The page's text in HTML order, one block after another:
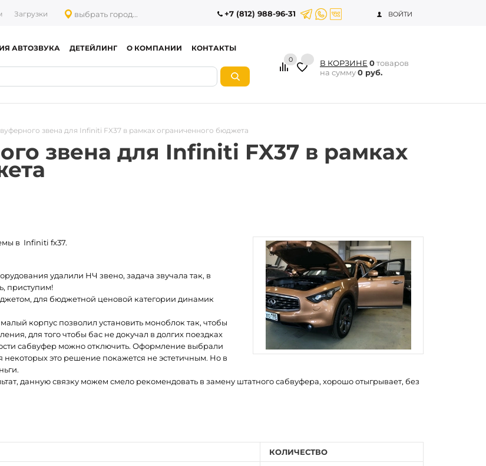
Загрузки выбрать город... +7 (812) 988-96-31 ВОЙТИ
АВТОЗВУКА ДЕТЕЙЛИНГ О КОМПАНИИ КОНТАКТЫ
0 В КОРЗИНЕ 0товаров
на сумму0 руб.
звена для Infiniti FX37 в рамках ограниченного бюджета
звена для Infiniti FX37 в рамках
в Infiniti fx37.
удалили НЧ звено, задача звучала так, в
приступим!
для бюджетной ценовой категории динамик
корпус позволил установить моноблок так, чтобы
для того чтобы бас не докучал в долгих поездках
сабвуфер можно отключить. Оформление выбрали
это решение покажется не эстетичным. Но в
данную связку можем смело рекомендовать в замену штатного сабвуфера, хорошо отыгрывает, без
КОЛИЧЕСТВО